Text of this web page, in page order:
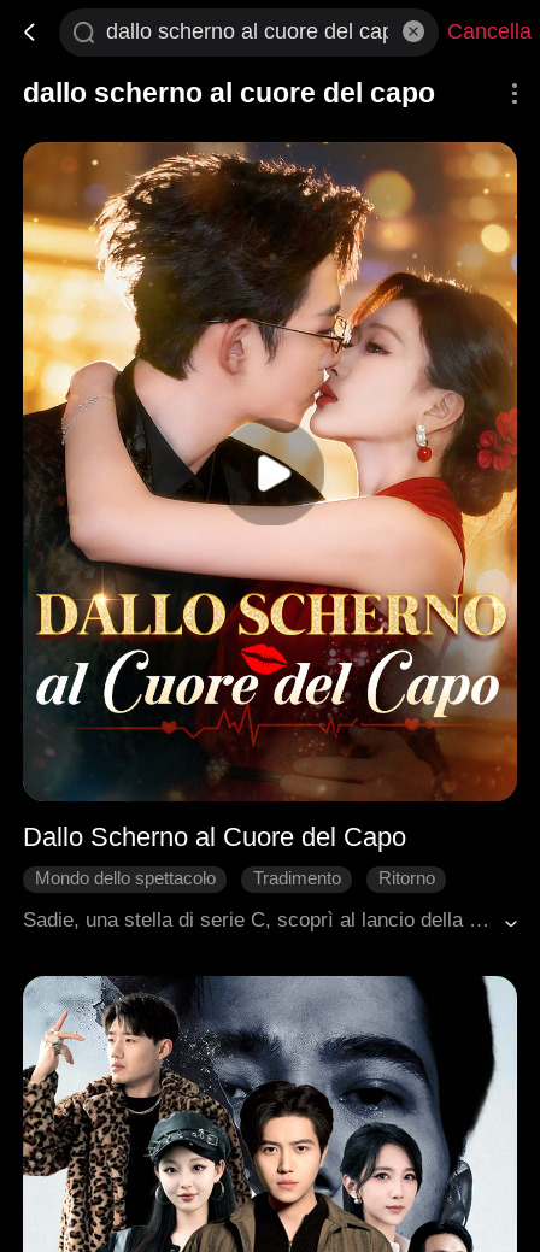
Cancella
dallo scherno al cuore del capo
Dallo Scherno al Cuore del Capo
Mondo dello spettacolo Tradimento
Ritorno
Romanzo sentimentale moderno
Sadie, una stella di serie C, scoprì al lancio della nuova serie del suo famoso fidanzato regista Dylan che lui l'aveva tradita e umiliata pubblicamente. Lo lasciò sull'istante. Per dispetto, si gettò tra le braccia di suo fratello maggiore, il CEO Ryan. Dopo una notte insieme, Sadie pianificava di andarsene, solo per scoprire che Ryan era da tempo profondamente innamorato di lei.